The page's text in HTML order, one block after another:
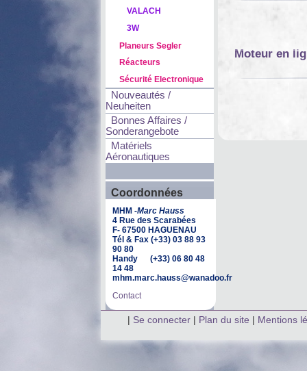
VALACH
3W
Planeurs Segler
Réacteurs
Sécurité Electronique
Nouveautés /
Neuheiten
Bonnes Affaires /
Sonderangebote
Matériels
Aéronautiques
Coordonnées
MHM -Marc Hauss
4 Rue des Scarabées
F- 67500 HAGUENAU
Tél & Fax (+33) 03 88 93
90 80
Handy (+33) 06 80 48
14 48
mhm.marc.hauss@wanadoo.fr
Contact
Moteur en
| Se connecter | Plan du site | Mentions